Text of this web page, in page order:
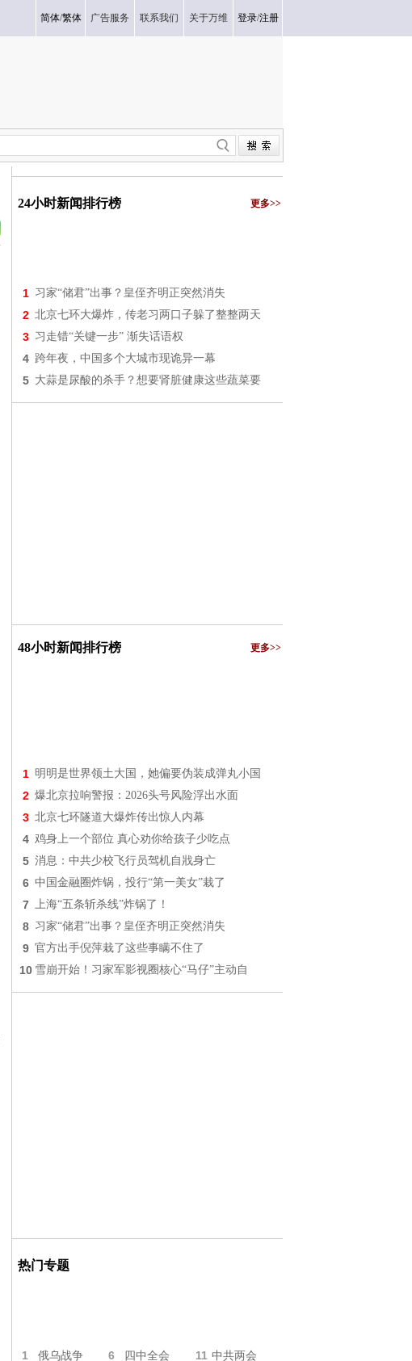
简体/繁体 广告服务 联系我们 关于万维 登录/注册
24小时新闻排行榜 更多>>
1 习家“储君”出事？皇侄齐明正突然消失
2 北京七环大爆炸，传老习两口子躲了整整两天
3 习走错“关键一步” 渐失话语权
4 跨年夜，中国多个大城市现诡异一幕
5 大蒜是尿酸的杀手？想要肾脏健康这些蔬菜要
48小时新闻排行榜 更多>>
1 明明是世界领土大国，她偏要伪装成弹丸小国
2 爆北京拉响警报：2026头号风险浮出水面
3 北京七环隧道大爆炸传出惊人内幕
4 鸡身上一个部位 真心劝你给孩子少吃点
5 消息：中共少校飞行员驾机自戕身亡
6 中国金融圈炸锅，投行“第一美女”栽了
7 上海“五条斩杀线”炸锅了！
8 习家“储君”出事？皇侄齐明正突然消失
9 官方出手倪萍栽了这些事瞒不住了
10 雪崩开始！习家军影视圈核心“马仔”主动自
热门专题
1 俄乌战争 6 四中全会 11 中共两会